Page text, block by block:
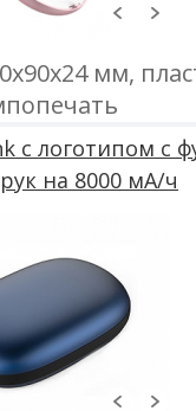
мм,
с логотипом с
на 8000 мА/ч